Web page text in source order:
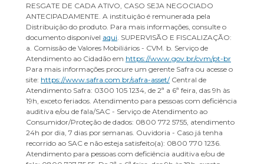
RESGATE DE CADA ATIVO, CASO SEJA NEGOCIADO
ANTECIPADAMENTE. A instituição é remunerada pela
Distribuição do produto. Para mais informações, consulte o
documento disponível aqui . SUPERVISÃO E FISCALIZAÇÃO:
a. Comissão de Valores Mobiliários - CVM. b. Serviço de
Atendimento ao Cidadão em https://www.gov.br/cvm/pt-br
Para mais informações procure um gerente Safra ou acesse o
site: https://www.safra.com.br/safra-asset/Central de
Atendimento Safra: 0300 105 1234, de 2ª a 6ª feira, das 9h às
19h, exceto feriados. Atendimento para pessoas com deficiência
auditiva e/ou de fala/SAC - Serviço de Atendimento ao
Consumidor/Proteção de dados: 0800 772 5755, atendimento
24h por dia, 7 dias por semanas. Ouvidoria - Caso já tenha
recorrido ao SAC e não esteja satisfeito(a): 0800 770 1236.
Atendimento para pessoas com deficiência auditiva e/ou de